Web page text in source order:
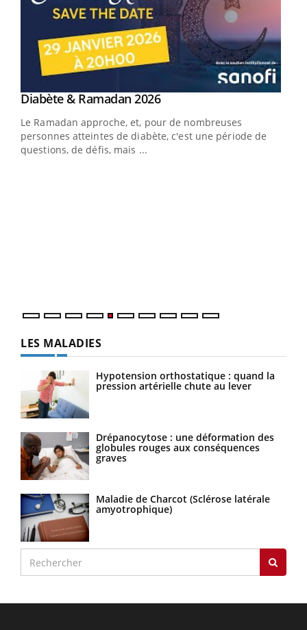
Youtube
Diabète & Ramadan 2026Youtube
Le Ramadan approche, et, pour de nombreuses
personnes atteintes de diabète, c'est une période de
questions, de défis, mais ...
LES MALADIES
Hypotension orthostatique : quand la
pression artérielle chute au lever
Drépanocytose : une déformation des
globules rouges aux conséquences
graves
Maladie de Charcot (Sclérose latérale
amyotrophique)